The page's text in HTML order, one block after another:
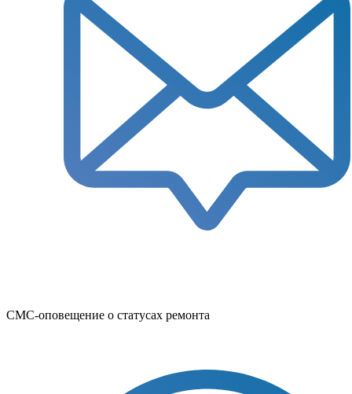
СМС-оповещение о статусах ремонта